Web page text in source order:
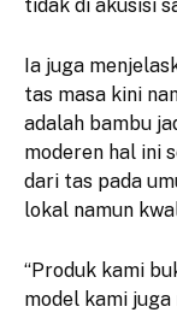
tidak di akusisi
Ia juga
tas masa kini
adalah bambu
moderen hal ini
dari tas pada
lokal namun
“Produk kami
model kami